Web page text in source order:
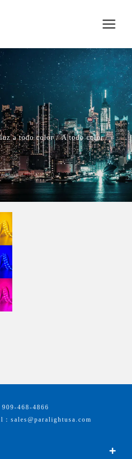
a todo color / A todo color
909-468-4866
：sales@paralightusa.com